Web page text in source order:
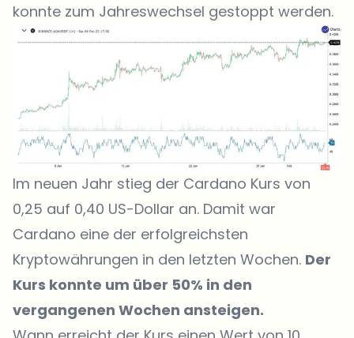
konnte zum Jahreswechsel gestoppt werden.
Im neuen Jahr stieg der Cardano Kurs von
0,25 auf 0,40 US-Dollar an. Damit war
Cardano eine der erfolgreichsten
Kryptowährungen in den letzten Wochen. Der
Kurs konnte um über 50% in den
vergangenen Wochen ansteigen.